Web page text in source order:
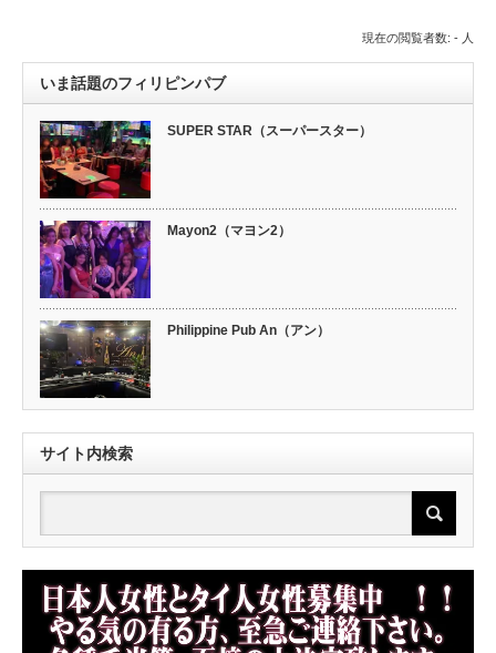
現在の閲覧者数: - 人
いま話題のフィリピンパブ
SUPER STAR（スーパースター）
Mayon2（マヨン2）
Philippine Pub An（アン）
サイト内検索